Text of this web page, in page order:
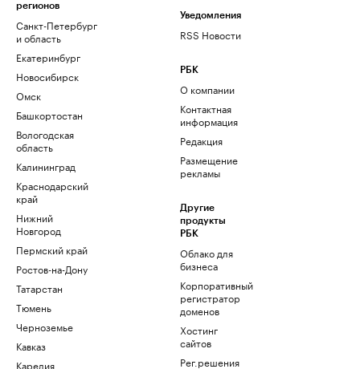
регионов
Санкт-Петербург
и область
Екатеринбург
Новосибирск
Омск
Башкортостан
Вологодская
область
Калининград
Краснодарский
край
Нижний
Новгород
Пермский край
Ростов-на-Дону
Татарстан
Тюмень
Черноземье
Кавказ
Карелия
Уведомления
RSS Новости
РБК
О компании
Контактная
информация
Редакция
Размещение
рекламы
Другие
продукты
РБК
Облако для
бизнеса
Корпоративный
регистратор
доменов
Хостинг
сайтов
Рег.решения